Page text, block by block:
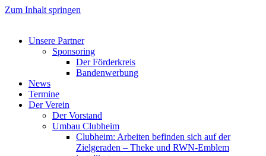
Zum Inhalt springen
Unsere Partner
Sponsoring
Der Förderkreis
Bandenwerbung
News
Termine
Der Verein
Der Vorstand
Umbau Clubheim
Clubheim: Arbeiten befinden sich auf der
Zielgeraden – Theke und RWN-Emblem